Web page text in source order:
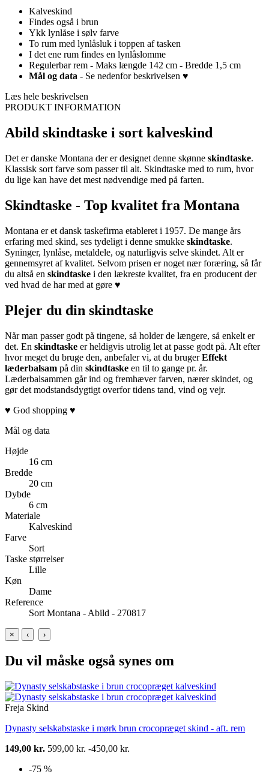
Kalveskind
Findes også i brun
Ykk lynlåse i sølv farve
To rum med lynlåsluk i toppen af tasken
I det ene rum findes en lynlåslomme
Regulerbar rem - Maks længde 142 cm - Bredde 1,5 cm
Mål og data - Se nedenfor beskrivelsen ♥
Læs hele beskrivelsen
PRODUKT INFORMATION
Abild skindtaske i sort kalveskind
Det er danske Montana der er designet denne skønne skindtaske.
Klassisk sort farve som passer til alt. Skindtaske med to rum, hvor
du lige kan have det mest nødvendige med på farten.
Skindtaske - Top kvalitet fra Montana
Montana er et dansk taskefirma etableret i 1957. De mange års
erfaring med skind, ses tydeligt i denne smukke skindtaske.
Syninger, lynlåse, metaldele, og naturligvis selve skindet. Alt er
gennemsyret af kvalitet. Selvom prisen er noget nær foræring, så får
du altså en skindtaske i den lækreste kvalitet, fra en producent der
ved hvad de har med at gøre ♥
Plejer du din skindtaske
Når man passer godt på tingene, så holder de længere, så enkelt er
det. En skindtaske er heldigvis utrolig let at passe godt på. Alt efter
hvor meget du bruge den, anbefaler vi, at du brugerEffekt
læderbalsam på din skindtaske en til to gange pr. år.
Læderbalsammen går ind og fremhæver farven, nærer skindet, og
gør det modstandsdygtigt overfor tidens tand, vind og vejr.
♥ God shopping ♥
Mål og data
Højde
16 cm
Bredde
20 cm
Dybde
6 cm
Materiale
Kalveskind
Farve
Sort
Taske størrelser
Lille
Køn
Dame
Reference
Sort Montana - Abild - 270817
× ‹ ›
Du vil måske også synes om
Freja Skind
Dynasty selskabstaske i mørk brun crocopræget skind - aft. rem
149,00 kr. 599,00 kr. -450,00 kr.
-75 %